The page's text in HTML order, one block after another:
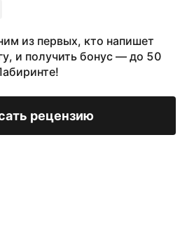
из первых, кто напишет
и получить бонус — до 50
рецензию